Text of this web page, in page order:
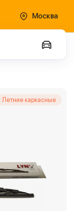
Москва
Летние каркасные